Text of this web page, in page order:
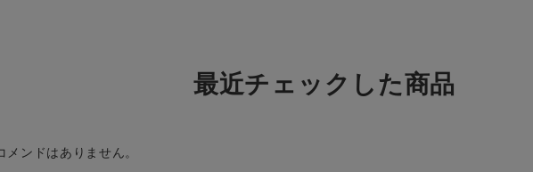
最近チェックした商品
メンドはありません。